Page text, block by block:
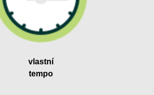
vlastní
tempo